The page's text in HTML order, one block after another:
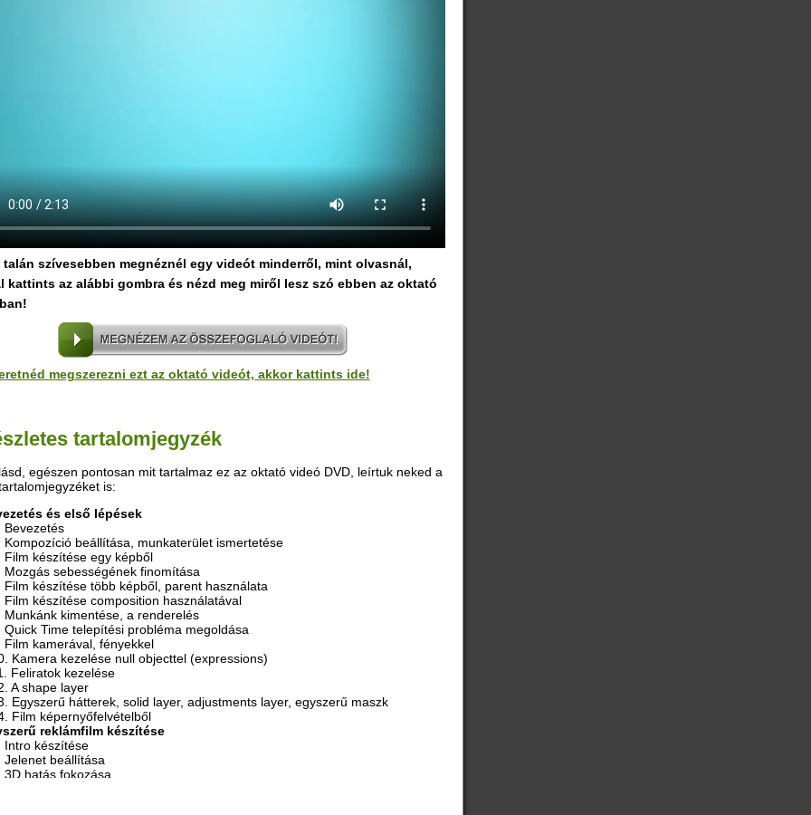
talán szívesebben megnéznél egy videót minderről, mint olvasnál,
kattints az alábbi gombra és nézd meg miről lesz szó ebben az oktató
megszerezni ezt az oktató videót, akkor kattints ide!
tartalomjegyzék
egészen pontosan mit tartalmaz ez az oktató videó DVD, leírtuk neked a
is:
és első lépések
Bevezetés
Kompozíció beállítása, munkaterület ismertetése
Film készítése egy képből
Mozgás sebességének finomítása
Film készítése több képből, parent használata
Film készítése composition használatával
Munkánk kimentése, a renderelés
Quick Time telepítési probléma megoldása
Film kamerával, fényekkel
Kamera kezelése null objecttel (expressions)
Feliratok kezelése
A shape layer
Egyszerű hátterek, solid layer, adjustments layer, egyszerű maszk
    1.14. Film képernyőfelvételből
reklámfilm készítése
Intro készítése
Jelenet beállítása
3D hatás fokozása